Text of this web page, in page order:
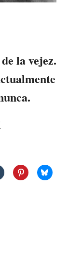
la vejez.